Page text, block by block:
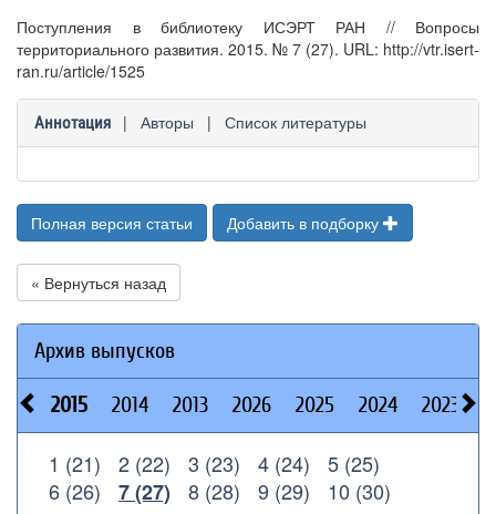
Поступления в библиотеку ИСЭРТ РАН // Вопросы
территориального развития. 2015. № 7 (27). URL: http://vtr.isert-
ran.ru/article/1525
Аннотация | Авторы | Список литературы
Полная версия статьи Добавить в подборку
« Вернуться назад
Архив выпусков
2015 2014 2013 2026 2025 2024 2023
1 (21) 2 (22) 3 (23) 4 (24)
5 (25)
6 (26)
7 (27) 8 (28) 9 (29) 10 (30)